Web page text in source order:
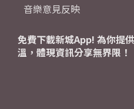
音樂意見反映
免費下載新城App! 為你提
溫，體現資訊分享無界限！